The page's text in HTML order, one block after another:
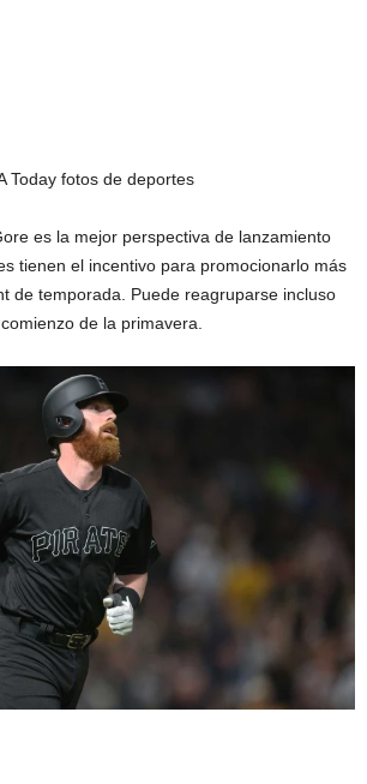
Today fotos de deportes
es la mejor perspectiva de lanzamiento
tienen el incentivo para promocionarlo más
de temporada. Puede reagruparse incluso
de la primavera.